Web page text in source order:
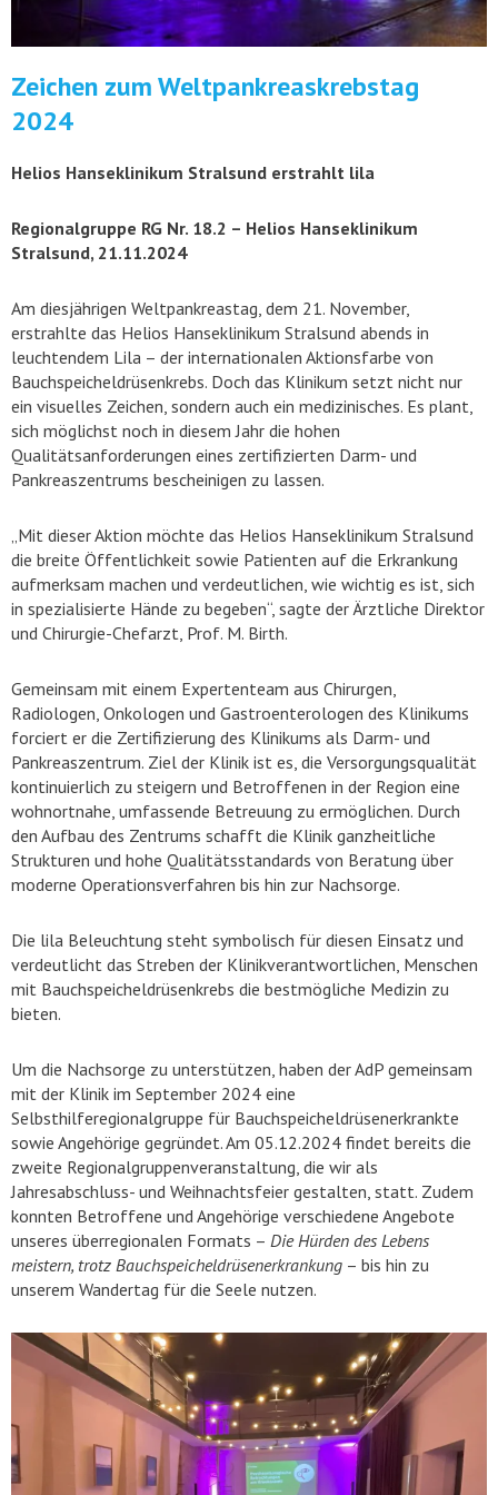
Zeichen zum Weltpankreaskrebstag
2024
Helios Hanseklinikum Stralsund erstrahlt lila
Regionalgruppe RG Nr. 18.2 – Helios Hanseklinikum
Stralsund, 21.11.2024
Am diesjährigen Weltpankreastag, dem 21. November,
erstrahlte das Helios Hanseklinikum Stralsund abends in
leuchtendem Lila – der internationalen Aktionsfarbe von
Bauchspeicheldrüsenkrebs. Doch das Klinikum setzt nicht nur
ein visuelles Zeichen, sondern auch ein medizinisches. Es plant,
sich möglichst noch in diesem Jahr die hohen
Qualitätsanforderungen eines zertifizierten Darm- und
Pankreaszentrums bescheinigen zu lassen.
„Mit dieser Aktion möchte das Helios Hanseklinikum Stralsund
die breite Öffentlichkeit sowie Patienten auf die Erkrankung
aufmerksam machen und verdeutlichen, wie wichtig es ist, sich
in spezialisierte Hände zu begeben“, sagte der Ärztliche Direktor
und Chirurgie-Chefarzt, Prof. M. Birth.
Gemeinsam mit einem Expertenteam aus Chirurgen,
Radiologen, Onkologen und Gastroenterologen des Klinikums
forciert er die Zertifizierung des Klinikums als Darm- und
Pankreaszentrum. Ziel der Klinik ist es, die Versorgungsqualität
kontinuierlich zu steigern und Betroffenen in der Region eine
wohnortnahe, umfassende Betreuung zu ermöglichen. Durch
den Aufbau des Zentrums schafft die Klinik ganzheitliche
Strukturen und hohe Qualitätsstandards von Beratung über
moderne Operationsverfahren bis hin zur Nachsorge.
Die lila Beleuchtung steht symbolisch für diesen Einsatz und
verdeutlicht das Streben der Klinikverantwortlichen, Menschen
mit Bauchspeicheldrüsenkrebs die bestmögliche Medizin zu
bieten.
Um die Nachsorge zu unterstützen, haben der AdP gemeinsam
mit der Klinik im September 2024 eine
Selbsthilferegionalgruppe für Bauchspeicheldrüsenerkrankte
sowie Angehörige gegründet. Am 05.12.2024 findet bereits die
zweite Regionalgruppenveranstaltung, die wir als
Jahresabschluss- und Weihnachtsfeier gestalten, statt. Zudem
konnten Betroffene und Angehörige verschiedene Angebote
unseres überregionalen Formats – Die Hürden des Lebens
meistern, trotz Bauchspeicheldrüsenerkrankung – bis hin zu
unserem Wandertag für die Seele nutzen.